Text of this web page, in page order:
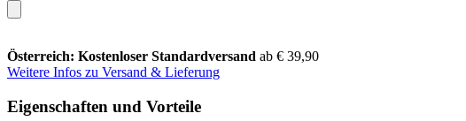
Österreich: Kostenloser Standardversand ab € 39,90
Weitere Infos zu Versand & Lieferung
Eigenschaften und Vorteile